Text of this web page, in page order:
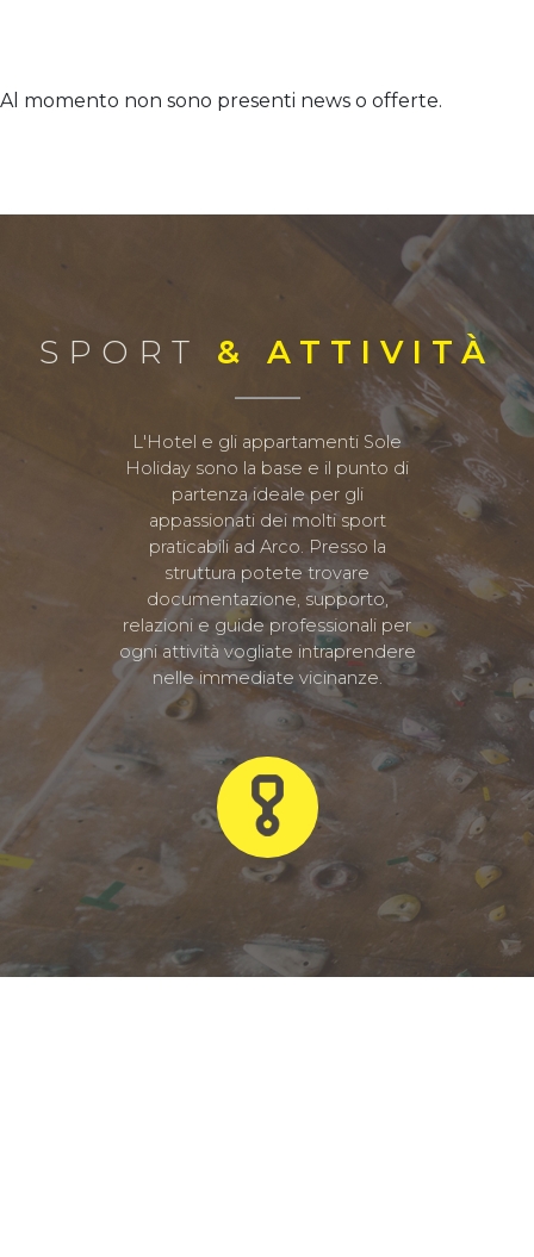
Al momento non sono presenti news o offerte.
SPORT & ATTIVITÀ
L'Hotel e gli appartamenti Sole
Holiday sono la base e il punto di
partenza ideale per gli
appassionati dei molti sport
praticabili ad Arco. Presso la
struttura potete trovare
documentazione, supporto,
relazioni e guide professionali per
ogni attività vogliate intraprendere
nelle immediate vicinanze.